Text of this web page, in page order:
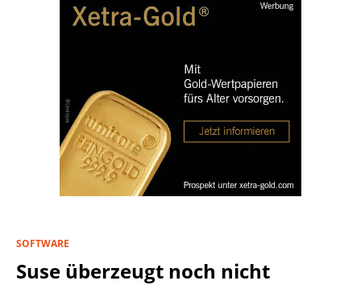
SOFTWARE
Suse überzeugt noch nicht